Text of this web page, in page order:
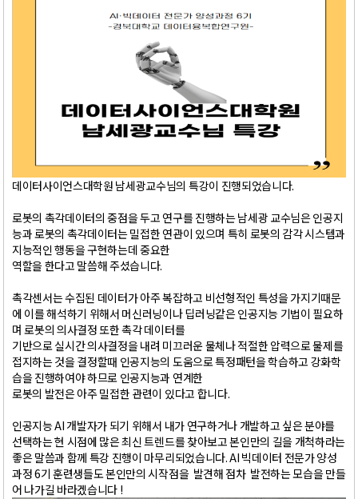
데이터사이언스대학원 남세광교수님의 특강이 진행되었습니다.
로봇의 촉각데이터의 중점을 두고 연구를 진행하는 남세광 교수님은 인공지
능과 로봇의 촉각데이터는 밀접한 연관이 있으며 특히 로봇의 감각 시스템과
지능적인 행동을 구현하는데 중요한
역할을 한다고 말씀해 주셨습니다.
촉각센서는 수집된 데이터가 아주 복잡하고 비선형적인 특성을 가지기때문
에 이를 해석하기 위해서 머신러닝이나 딥러닝같은 인공지능 기법이 필요하
며 로봇의 의사결정 또한 촉각 데이터를
기반으로 실시간 의사결정을 내려 미끄러운 물체나 적절한 압력으로 물제를
접지하는 것을 결정할때 인공지능의 도움으로 특정패턴을 학습하고 강화학
습을 진행하여야 하므로 인공지능과 연계한
로봇의 발전은 아주 밀접한 관련이 있다고 합니다.
인공지능 AI 개발자가 되기 위해서 내가 연구하거나 개발하고 싶은 분야를
선택하는 현 시점에 많은 최신 트렌드를 찾아보고 본인만의 길을 개척하라는
좋은 말씀과 함께 특강 진행이 마무리되었습니다. AI 빅데이터 전문가 양성
과정 6기 훈련생들도 본인만의 시작점을 발견해 점차 발전하는 모습을 만들
어 나가길 바라겠습니다 !